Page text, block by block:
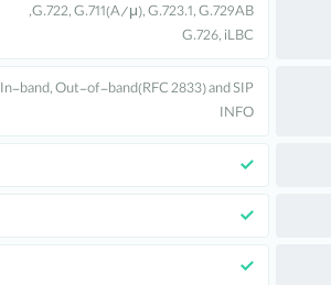
G.722, G.711(A/μ), G.723.1, G.729AB,
G.726, iLBC
In-band, Out-of-band(RFC 2833) and SIP
INFO